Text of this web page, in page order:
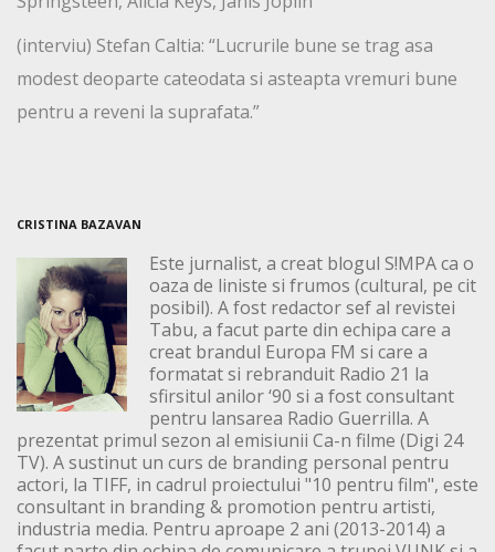
(interviu) Stefan Caltia: “Lucrurile bune se trag asa
modest deoparte cateodata si asteapta vremuri bune
pentru a reveni la suprafata.”
CRISTINA BAZAVAN
Este jurnalist, a creat blogul S!MPA ca o
oaza de liniste si frumos (cultural, pe cit
posibil). A fost redactor sef al revistei
Tabu, a facut parte din echipa care a
creat brandul Europa FM si care a
formatat si rebranduit Radio 21 la
sfirsitul anilor ‘90 si a fost consultant
pentru lansarea Radio Guerrilla. A
prezentat primul sezon al emisiunii Ca-n filme (Digi 24
TV). A sustinut un curs de branding personal pentru
actori, la TIFF, in cadrul proiectului "10 pentru film", este
consultant in branding & promotion pentru artisti,
industria media. Pentru aproape 2 ani (2013-2014) a